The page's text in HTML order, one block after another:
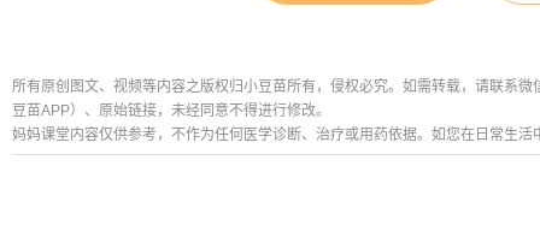
所有原创图文、视频等内容之版权归小豆苗所有，侵权必究。如需转载，请联系
豆苗APP）、原始链接，未经同意不得进行修改。
妈妈课堂内容仅供参考，不作为任何医学诊断、治疗或用药依据。如您在日常生